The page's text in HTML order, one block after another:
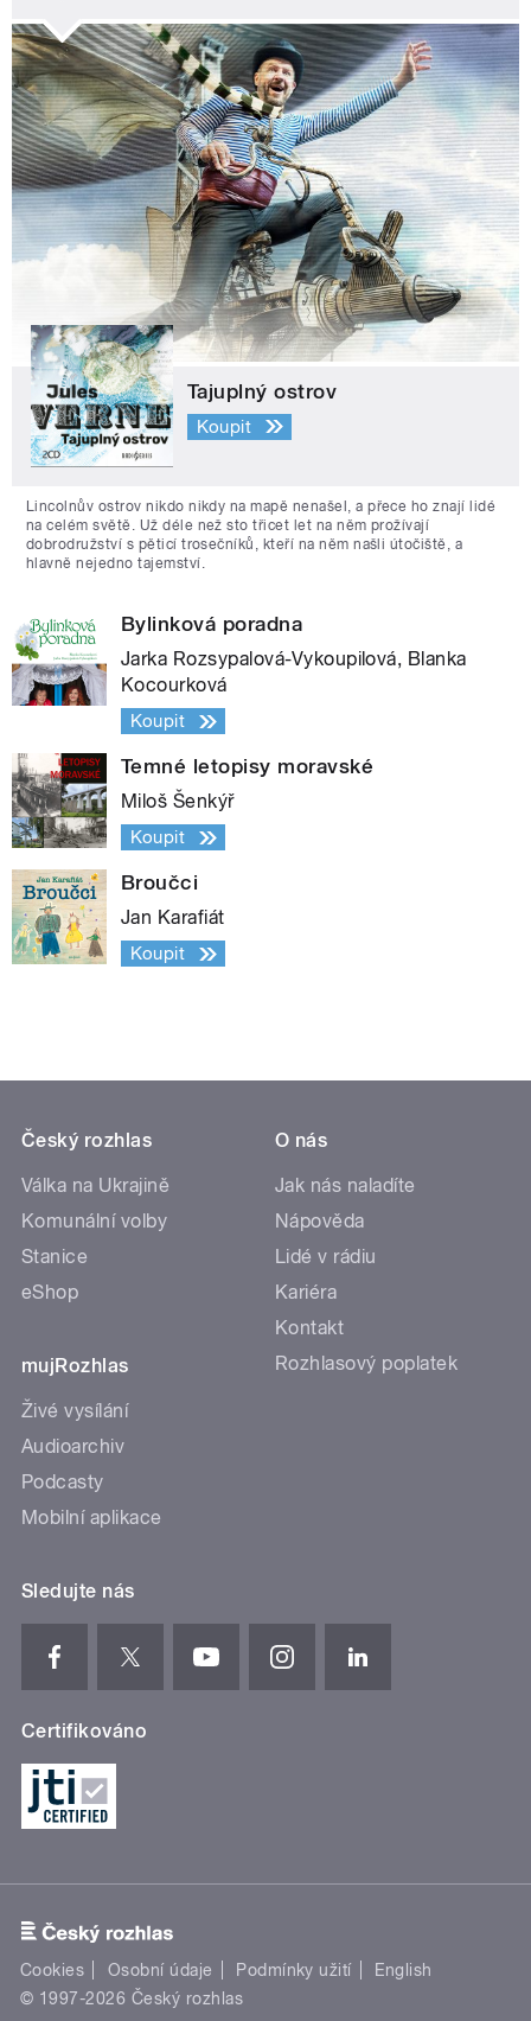
Tajuplný ostrov
Koupit
Lincolnův ostrov nikdo nikdy na mapě nenašel, a přece ho znají lidé
na celém světě. Už déle než sto třicet let na něm prožívají
dobrodružství s pěticí trosečníků, kteří na něm našli útočiště, a
hlavně nejedno tajemství.
Bylinková poradna
Jarka Rozsypalová-Vykoupilová, Blanka
Kocourková
Koupit
Temné letopisy moravské
Miloš Šenkýř
Koupit
Broučci
Jan Karafiát
Koupit
Český rozhlas
Válka na Ukrajině
Komunální volby
Stanice
eShop
mujRozhlas
Živé vysílání
Audioarchiv
Podcasty
Mobilní aplikace
O nás
Jak nás naladíte
Nápověda
Lidé v rádiu
Kariéra
Kontakt
Rozhlasový poplatek
Sledujte nás
Certifikováno
Cookies Osobní údaje Podmínky užití
English
© 1997-2026 Český rozhlas